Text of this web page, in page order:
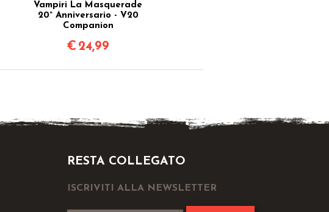
Vampiri La Masquerade
20° Anniversario - V20
Companion
€ 24,99
RESTA COLLEGATO
ISCRIVITI ALLA NEWSLETTER